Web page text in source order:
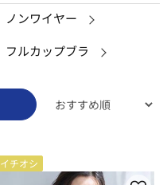
ノンワイヤー
フルカップブラ
イチオシ